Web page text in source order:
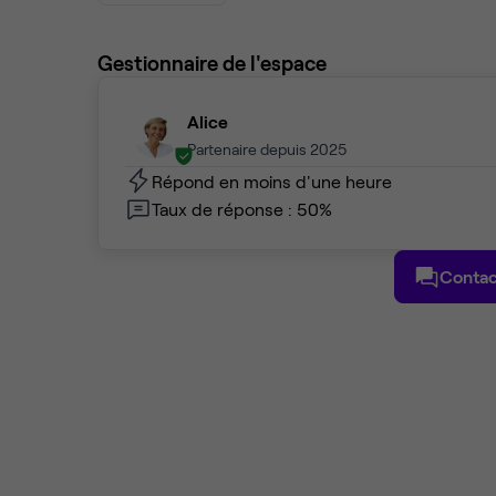
Gestionnaire de l'espace
Alice
Partenaire depuis 2025
Répond en moins d'une heure
Taux de réponse : 50%